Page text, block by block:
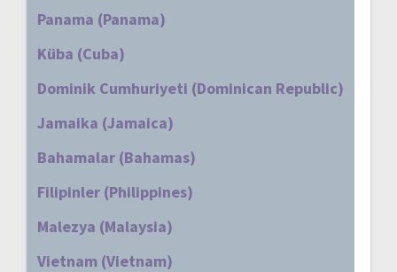
Panama (Panama)
Küba (Cuba)
Dominik Cumhuriyeti (Dominican Republic)
Jamaika (Jamaica)
Bahamalar (Bahamas)
Filipinler (Philippines)
Malezya (Malaysia)
Vietnam (Vietnam)